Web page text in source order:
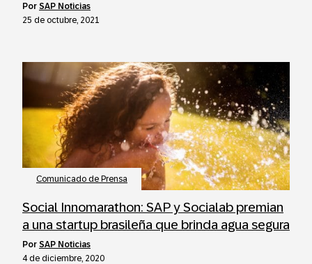
por SAP Noticias
25 de octubre, 2021
Comunicado de Prensa
Social Innomarathon: SAP y Socialab premian
a una startup brasileña que brinda agua segura
por SAP Noticias
4 de diciembre, 2020